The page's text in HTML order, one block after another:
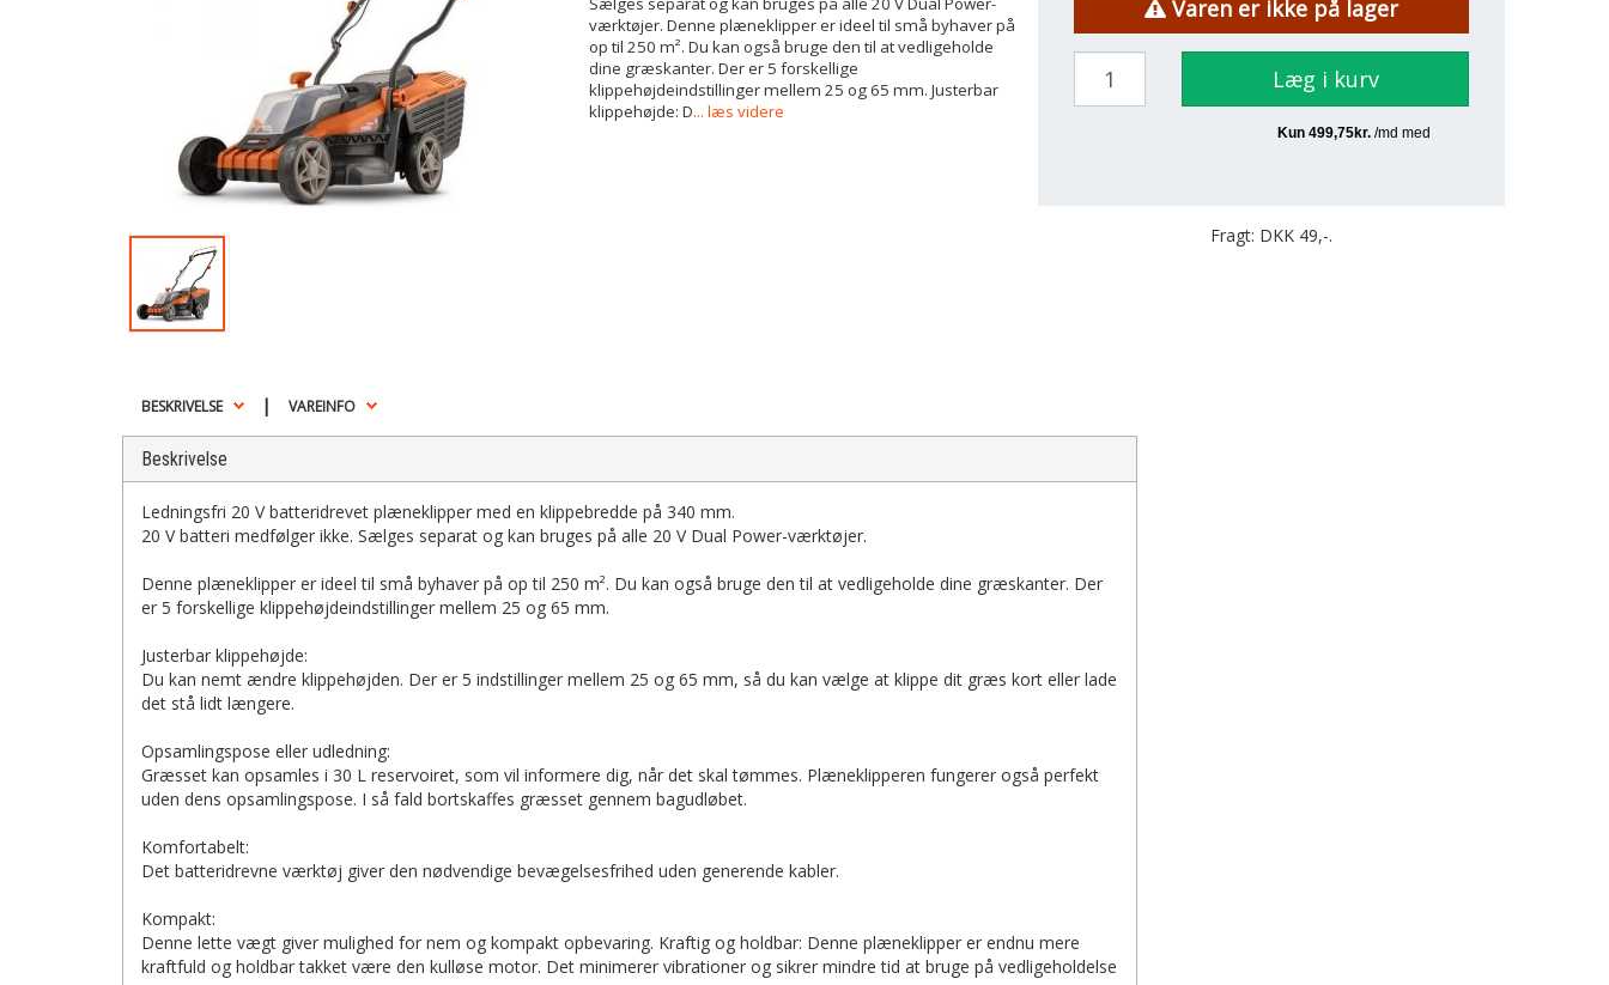
værktøjer. Denne plæneklipper er ideel til små byhaver på
op til 250 m². Du kan også bruge den til at vedligeholde
dine græskanter. Der er 5 forskellige
klippehøjdeindstillinger mellem 25 og 65 mm. Justerbar
klippehøjde: D... læs videre
Varen er ikke på lager
Læg i kurv
Fragt: DKK 49,-.
BESKRIVELSE | VAREINFO
Beskrivelse
Ledningsfri 20 V batteridrevet plæneklipper med en klippebredde på 340 mm.
20 V batteri medfølger ikke. Sælges separat og kan bruges på alle 20 V Dual Power-værktøjer.
Denne plæneklipper er ideel til små byhaver på op til 250 m². Du kan også bruge den til at vedligeholde dine græskanter. Der
er 5 forskellige klippehøjdeindstillinger mellem 25 og 65 mm.
Justerbar klippehøjde:
Du kan nemt ændre klippehøjden. Der er 5 indstillinger mellem 25 og 65 mm, så du kan vælge at klippe dit græs kort eller lade
det stå lidt længere.
Opsamlingspose eller udledning:
Græsset kan opsamles i 30 L reservoiret, som vil informere dig, når det skal tømmes. Plæneklipperen fungerer også perfekt
uden dens opsamlingspose. I så fald bortskaffes græsset gennem bagudløbet.
Komfortabelt:
Det batteridrevne værktøj giver den nødvendige bevægelsesfrihed uden generende kabler.
Kompakt:
Denne lette vægt giver mulighed for nem og kompakt opbevaring. Kraftig og holdbar: Denne plæneklipper er endnu mere
kraftfuld og holdbar takket være den kulløse motor. Det minimerer vibrationer og sikrer mindre tid at bruge på vedligeholdelse